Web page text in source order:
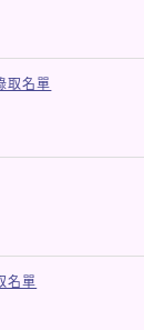
取名單
名單